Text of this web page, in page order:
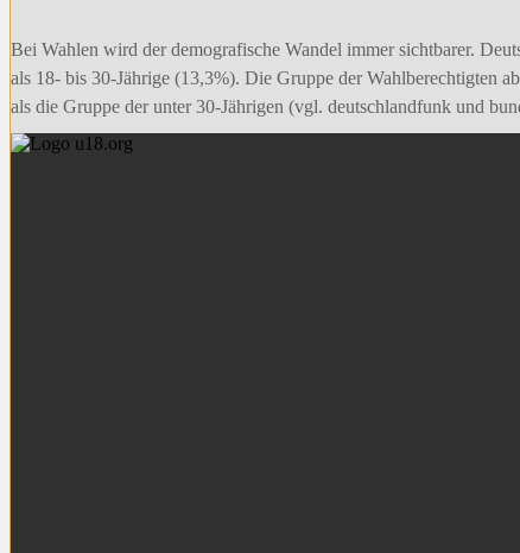
Bei Wahlen wird der demografische Wandel immer sichtbarer.
als 18- bis 30-Jährige (13,3%). Die Gruppe der Wahlberechtigten
als die Gruppe der unter 30-Jährigen (vgl. deutschlandfunk und